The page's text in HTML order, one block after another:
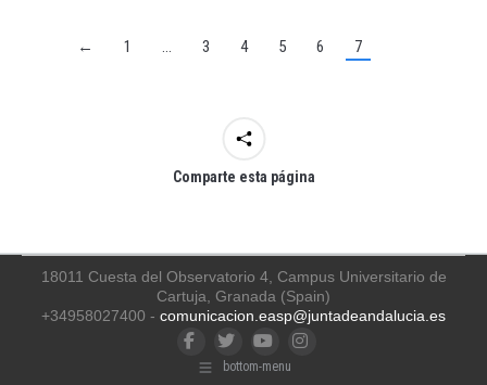
← 1 … 3 4 5 6 7
Comparte esta página
18011 Cuesta del Observatorio 4, Campus Universitario de
Cartuja, Granada (Spain)
+34958027400 - comunicacion.easp@juntadeandalucia.es
FacebookTwitterYouTubeInstagram
bottom-menu